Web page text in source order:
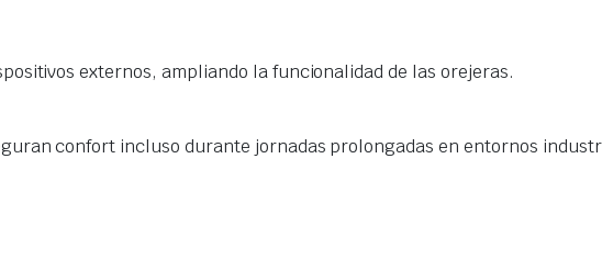
externos, ampliando la funcionalidad de las orejeras.
confort incluso durante jornadas prolongadas en entornos